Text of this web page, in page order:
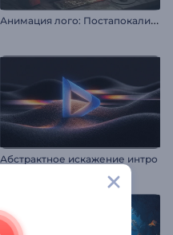
А
нимация лого: Постапокалипсис
Абстрактное искажение интро